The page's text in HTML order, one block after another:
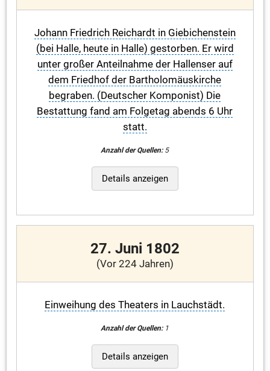
Johann Friedrich Reichardt in Giebichenstein
(bei Halle, heute in Halle) gestorben. Er wird
unter großer Anteilnahme der Hallenser auf
dem Friedhof der Bartholomäuskirche
begraben. (Deutscher Komponist) Die
Bestattung fand am Folgetag abends 6 Uhr
statt.
Anzahl der Quellen:5
Details anzeigen
27. Juni 1802
(Vor 224 Jahren)
Einweihung des Theaters in Lauchstädt.
Anzahl der Quellen:1
Details anzeigen